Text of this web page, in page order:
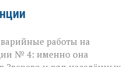
работы на
№ 4: именно она